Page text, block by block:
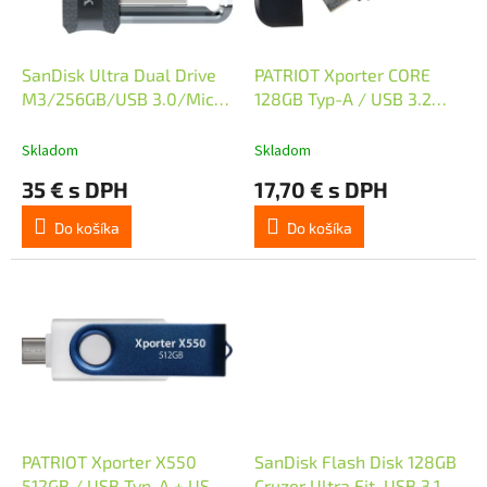
SanDisk Ultra Dual Drive
M3/256GB/USB 3.0/Micro
Skladom
35 € s DPH
Do košíka
PATRIOT Xporter CORE
128GB Typ-A / USB 3.2
Skladom
17,70 € s DPH
Do košíka
PATRIOT Xporter X550
SanDisk Flash Disk 128GB